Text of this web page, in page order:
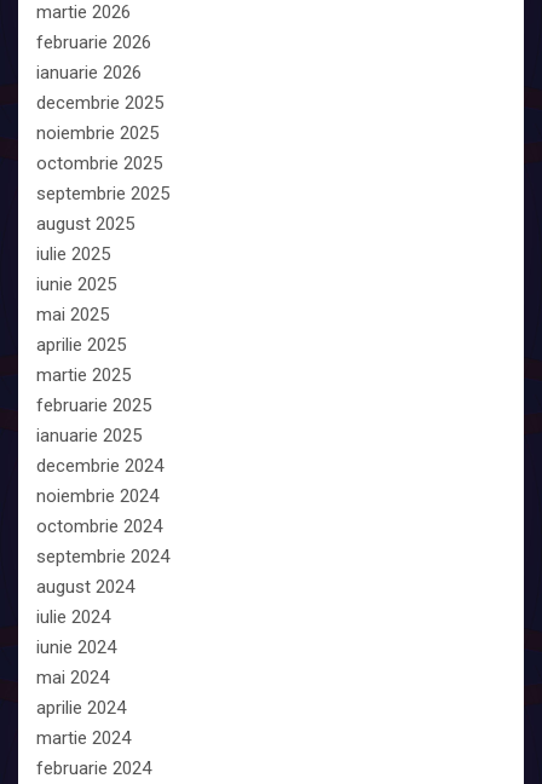
martie 2026
februarie 2026
ianuarie 2026
decembrie 2025
noiembrie 2025
octombrie 2025
septembrie 2025
august 2025
iulie 2025
iunie 2025
mai 2025
aprilie 2025
martie 2025
februarie 2025
ianuarie 2025
decembrie 2024
noiembrie 2024
octombrie 2024
septembrie 2024
august 2024
iulie 2024
iunie 2024
mai 2024
aprilie 2024
martie 2024
februarie 2024